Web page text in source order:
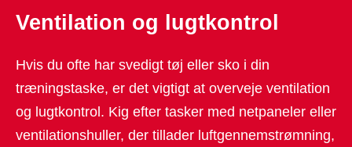
Ventilation og lugtkontrol
Hvis du ofte har svedigt tøj eller sko i din
træningstaske, er det vigtigt at overveje ventilation
og lugtkontrol. Kig efter tasker med netpaneler eller
ventilationshuller, der tillader luftgennemstrømning,